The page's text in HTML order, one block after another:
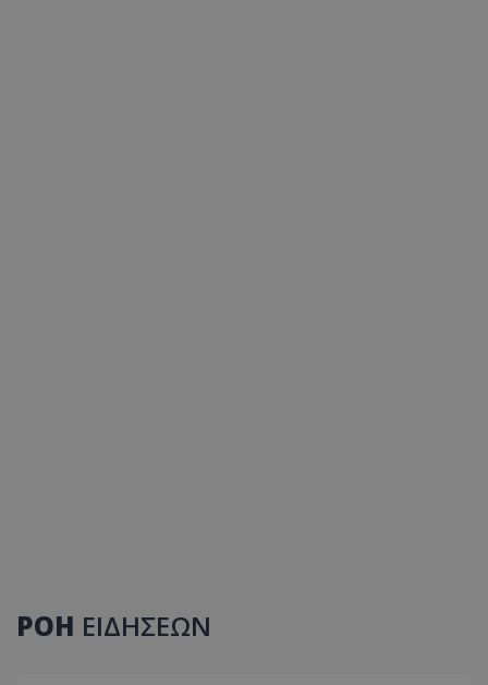
ΡΟΗ ΕΙΔΗΣΕΩΝ